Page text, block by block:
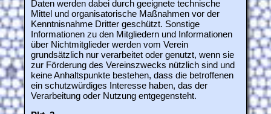
Daten werden dabei durch geeignete technische
Mittel und organisatorische Maßnahmen vor der
Kenntnisnahme Dritter geschützt. Sonstige
Informationen zu den Mitgliedern und Informationen
über Nichtmitglieder werden vom Verein
grundsätzlich nur verarbeitet oder genutzt, wenn sie
zur Förderung des Vereinszwecks nützlich sind und
keine Anhaltspunkte bestehen, dass die betroffenen
ein schutzwürdiges Interesse haben, das der
Verarbeitung oder Nutzung entgegensteht.